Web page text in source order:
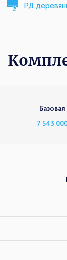
РД
Базовая
7 543 000